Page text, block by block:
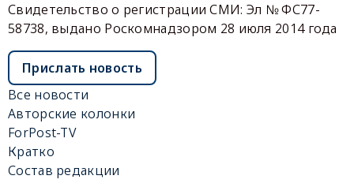
Свидетельство о регистрации СМИ: Эл № ФС77-
58738, выдано Роскомнадзором 28 июля 2014 года
Прислать новость
Все новости
Авторские колонки
ForPost-TV
Кратко
Состав редакции